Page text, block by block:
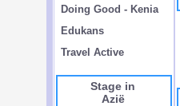
Doing Good - Kenia
Edukans
Travel Active
Stage in
Azië